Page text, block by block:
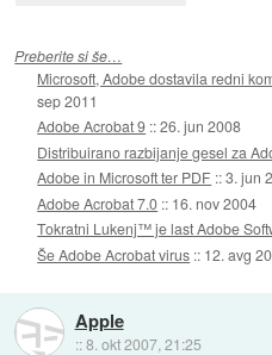
Preberite si še…
Microsoft, Adobe dostavila redni
sep 2011
Adobe Acrobat 9 ::26. jun 2008
Distribuirano razbijanje gesel za
Adobe in Microsoft ter PDF ::3. jun
Adobe Acrobat 7.0 :: 16. nov 2004
Tokratni Lukenj™ je last Adobe
Še Adobe Acrobat virus :: 12. avg
Apple
::8. okt 2007, 21:25